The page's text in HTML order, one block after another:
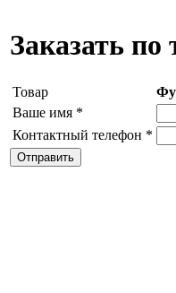
Заказать по
Товар
Ваше имя *
Контактный телефон *
Отправить